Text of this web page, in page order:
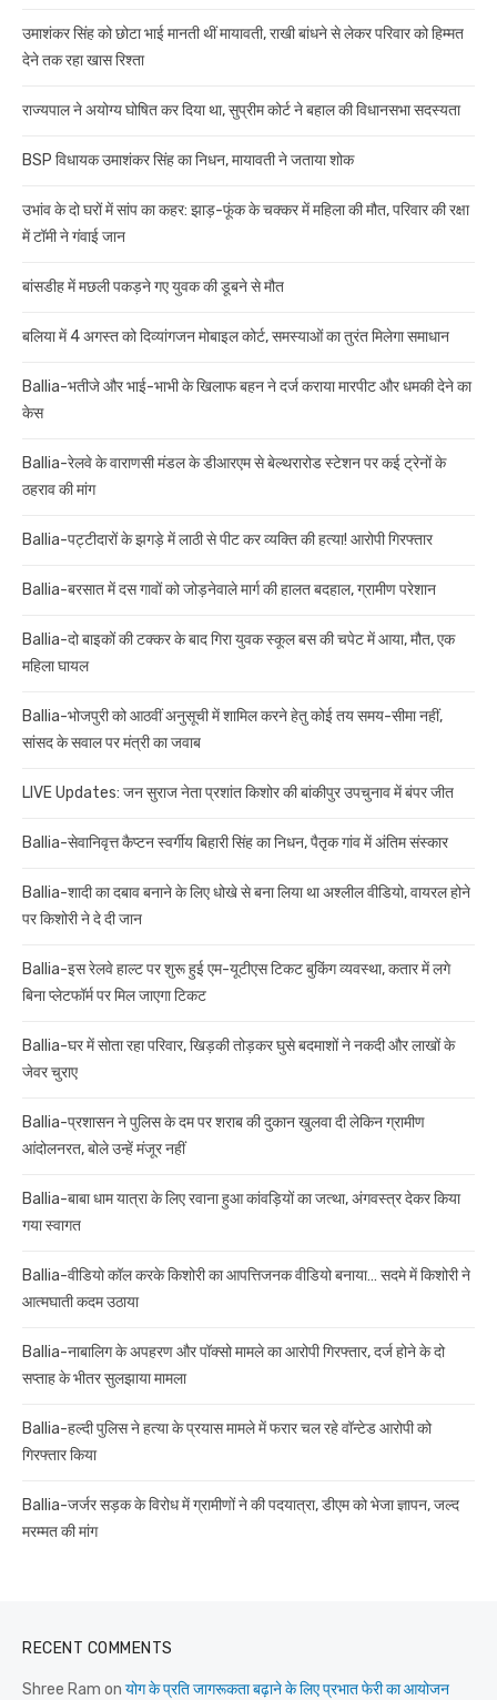
उमाशंकर सिंह को छोटा भाई मानती थीं मायावती, राखी बांधने से लेकर परिवार को हिम्मत
देने तक रहा खास रिश्ता
राज्यपाल ने अयोग्य घोषित कर दिया था, सुप्रीम कोर्ट ने बहाल की विधानसभा सदस्यता
BSP विधायक उमाशंकर सिंह का निधन, मायावती ने जताया शोक
उभांव के दो घरों में सांप का कहर: झाड़-फूंक के चक्कर में महिला की मौत, परिवार की रक्षा
में टॉमी ने गंवाई जान
बांसडीह में मछली पकड़ने गए युवक की डूबने से मौत
बलिया में 4 अगस्त को दिव्यांगजन मोबाइल कोर्ट, समस्याओं का तुरंत मिलेगा समाधान
Ballia-भतीजे और भाई-भाभी के खिलाफ बहन ने दर्ज कराया मारपीट और धमकी देने का
केस
Ballia-रेलवे के वाराणसी मंडल के डीआरएम से बेल्थरारोड स्टेशन पर कई ट्रेनों के
ठहराव की मांग
Ballia-पट्टीदारों के झगड़े में लाठी से पीट कर व्यक्ति की हत्या! आरोपी गिरफ्तार
Ballia-बरसात में दस गावों को जोड़नेवाले मार्ग की हालत बदहाल, ग्रामीण परेशान
Ballia-दो बाइकों की टक्कर के बाद गिरा युवक स्कूल बस की चपेट में आया, मौत, एक
महिला घायल
Ballia-भोजपुरी को आठवीं अनुसूची में शामिल करने हेतु कोई तय समय-सीमा नहीं,
सांसद के सवाल पर मंत्री का जवाब
LIVE Updates: जन सुराज नेता प्रशांत किशोर की बांकीपुर उपचुनाव में बंपर जीत
Ballia-सेवानिवृत्त कैप्टन स्वर्गीय बिहारी सिंह का निधन, पैतृक गांव में अंतिम संस्कार
Ballia-शादी का दबाव बनाने के लिए धोखे से बना लिया था अश्लील वीडियो, वायरल होने
पर किशोरी ने दे दी जान
Ballia-इस रेलवे हाल्ट पर शुरू हुई एम-यूटीएस टिकट बुकिंग व्यवस्था, कतार में लगे
बिना प्लेटफॉर्म पर मिल जाएगा टिकट
Ballia-घर में सोता रहा परिवार, खिड़की तोड़कर घुसे बदमाशों ने नकदी और लाखों के
जेवर चुराए
Ballia-प्रशासन ने पुलिस के दम पर शराब की दुकान खुलवा दी लेकिन ग्रामीण
आंदोलनरत, बोले उन्हें मंजूर नहीं
Ballia-बाबा धाम यात्रा के लिए रवाना हुआ कांवड़ियों का जत्था, अंगवस्त्र देकर किया
गया स्वागत
Ballia-वीडियो कॉल करके किशोरी का आपत्तिजनक वीडियो बनाया… सदमे में किशोरी ने
आत्मघाती कदम उठाया
Ballia-नाबालिग के अपहरण और पॉक्सो मामले का आरोपी गिरफ्तार, दर्ज होने के दो
सप्ताह के भीतर सुलझाया मामला
Ballia-हल्दी पुलिस ने हत्या के प्रयास मामले में फरार चल रहे वॉन्टेड आरोपी को
गिरफ्तार किया
Ballia-जर्जर सड़क के विरोध में ग्रामीणों ने की पदयात्रा, डीएम को भेजा ज्ञापन, जल्द
मरम्मत की मांग
RECENT COMMENTS
Shree Ram on योग के प्रति जागरूकता बढ़ाने के लिए प्रभात फेरी का आयोजन